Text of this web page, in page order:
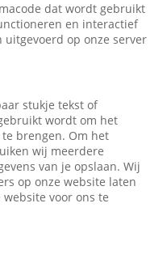
dat wordt gebruikt
en interactief
uitgevoerd op onze server
stukje tekst of
wordt om het
brengen. Om het
wij meerdere
van je opslaan. Wij
op onze website laten
voor ons te